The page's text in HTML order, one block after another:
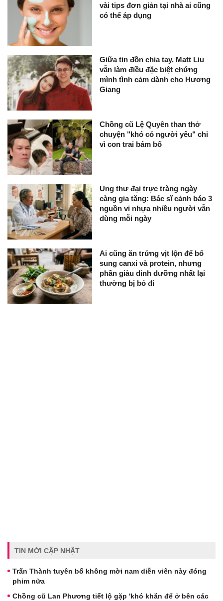
vài tips đơn giản tại nhà ai cũng
có thể áp dụng
Giữa tin đồn chia tay, Matt Liu
vẫn làm điều đặc biệt chứng
mình tình cảm dành cho Hương
Giang
Chồng cũ Lệ Quyên than thở
chuyện "khó có người yêu" chỉ
vì con trai bám bố
Ung thư đại trực tràng ngày
càng gia tăng: Bác sĩ cảnh báo 3
nguồn vi nhựa nhiều người vẫn
dùng mỗi ngày
Ai cũng ăn trứng vịt lộn để bổ
sung canxi và protein, nhưng
phần giàu dinh dưỡng nhất lại
thường bị bỏ đi
TIN MỚI CẬP NHẬT
Trấn Thành tuyên bố không mời nam diễn viên này đóng
phim nữa
Chồng cũ Lan Phương tiết lộ gặp 'khó khăn để ở bên các